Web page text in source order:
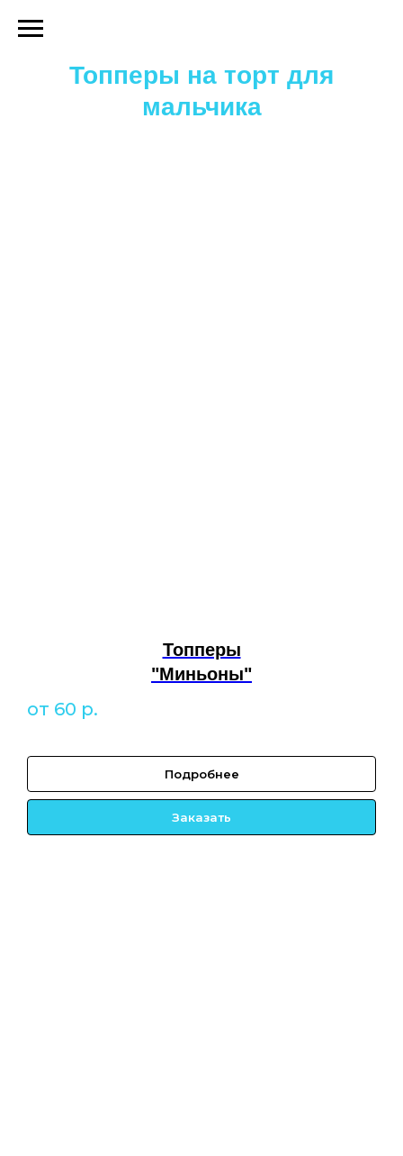
Топперы на торт для
мальчика
Топперы
"Миньоны"
от 60 р.
Подробнее
Заказать